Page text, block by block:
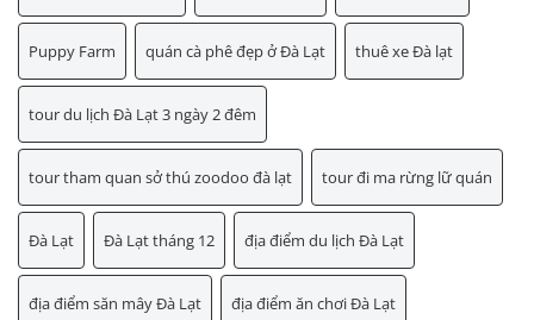
Puppy Farm quán cà phê đẹp ở Đà Lạt thuê xe Đà lạt
tour du lịch Đà Lạt 3 ngày 2 đêm
tour tham quan sở thú zoodoo đà lạt tour đi ma rừng lữ quán
Đà Lạt Đà Lạt tháng 12 địa điểm du lịch Đà Lạt
địa điểm săn mây Đà Lạt địa điểm ăn chơi Đà Lạt